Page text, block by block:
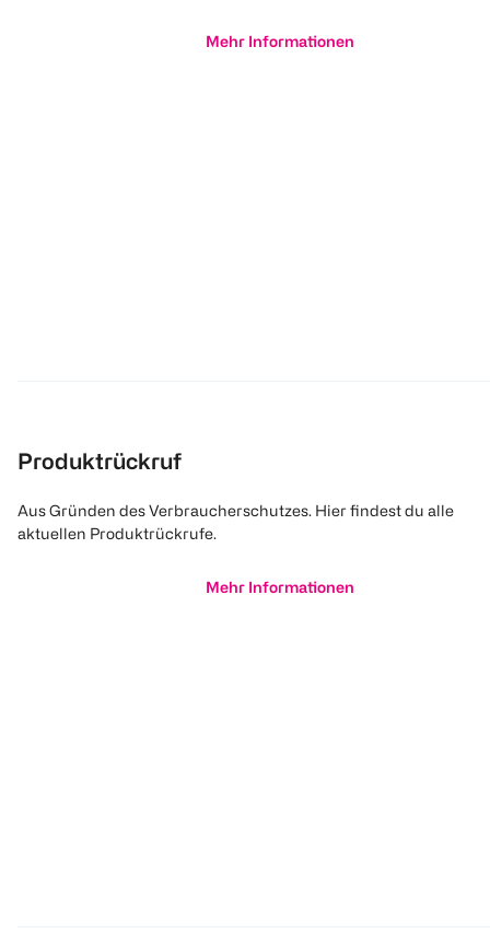
Mehr Informationen
Produktrückruf
Aus Gründen des Verbraucherschutzes. Hier findest du alle
aktuellen Produktrückrufe.
Mehr Informationen